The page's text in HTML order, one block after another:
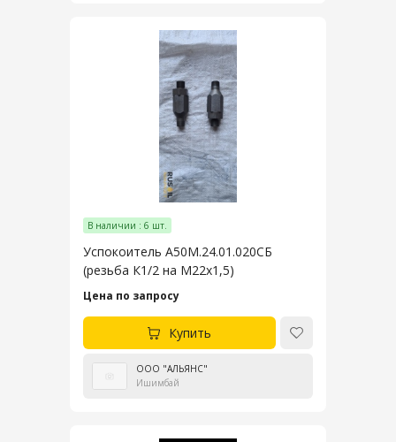
В наличии : 6 шт.
Успокоитель А50М.24.01.020СБ
(резьба К1/2 на М22х1,5)
Цена по запросу
Купить
ООО "АЛЬЯНС"
Ишимбай